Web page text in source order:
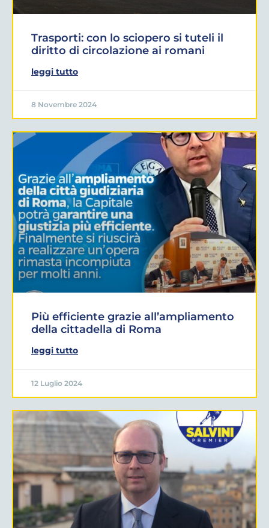
Trasporti: con lo sciopero si tuteli il
diritto di circolazione ai romani
leggi tutto
8 Novembre 2024
Più efficiente grazie all’ampliamento
della cittadella di Roma
leggi tutto
12 Luglio 2024